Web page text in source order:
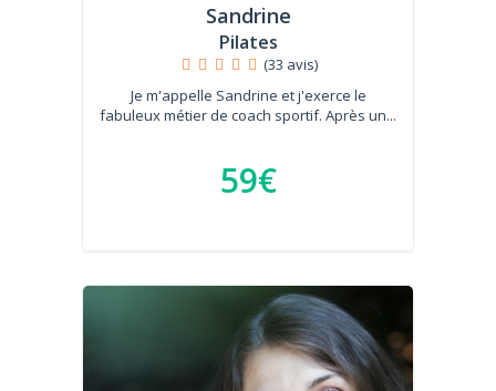
Sandrine
Pilates
(33 avis)
Je m'appelle Sandrine et j'exerce le
fabuleux métier de coach sportif. Après un...
59€